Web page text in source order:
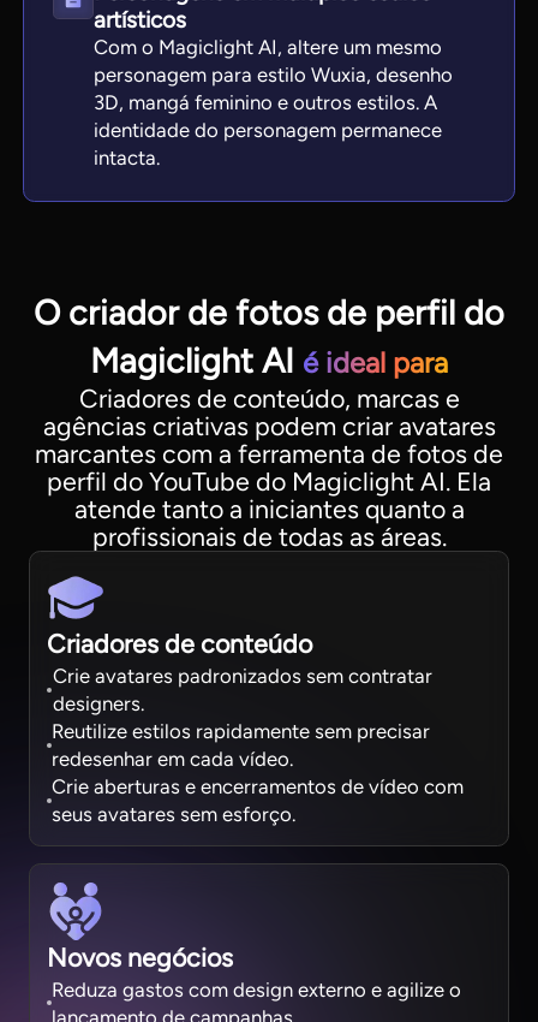
artísticos
Com o Magiclight AI, altere um mesmo
personagem para estilo Wuxia, desenho
3D, mangá feminino e outros estilos. A
identidade do personagem permanece
intacta.
O criador de fotos de perfil do
Magiclight AI é ideal para
Criadores de conteúdo, marcas e
agências criativas podem criar avatares
marcantes com a ferramenta de fotos de
perfil do YouTube do Magiclight AI. Ela
atende tanto a iniciantes quanto a
profissionais de todas as áreas.
Criadores de conteúdo
Crie avatares padronizados sem contratar
designers.
Reutilize estilos rapidamente sem precisar
redesenhar em cada vídeo.
Crie aberturas e encerramentos de vídeo com
seus avatares sem esforço.
Novos negócios
Reduza gastos com design externo e agilize o
lançamento de campanhas.